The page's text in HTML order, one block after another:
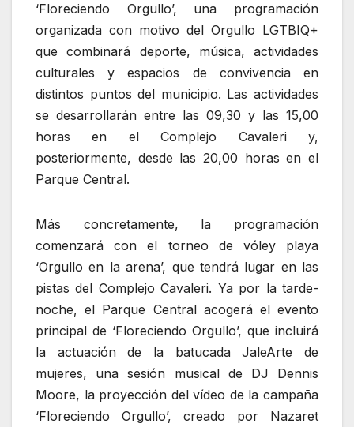
‘Floreciendo Orgullo’, una programación
organizada con motivo del Orgullo LGTBIQ+
que combinará deporte, música, actividades
culturales y espacios de convivencia en
distintos puntos del municipio. Las actividades
se desarrollarán entre las 09,30 y las 15,00
horas en el Complejo Cavaleri y,
posteriormente, desde las 20,00 horas en el
Parque Central.
Más concretamente, la programación
comenzará con el torneo de vóley playa
‘Orgullo en la arena’, que tendrá lugar en las
pistas del Complejo Cavaleri. Ya por la tarde-
noche, el Parque Central acogerá el evento
principal de ‘Floreciendo Orgullo’, que incluirá
la actuación de la batucada JaleArte de
mujeres, una sesión musical de DJ Dennis
Moore, la proyección del vídeo de la campaña
‘Floreciendo Orgullo’, creado por Nazaret